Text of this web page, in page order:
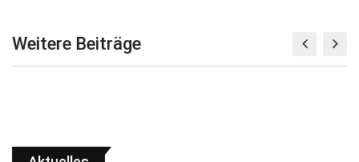
Weitere Beiträge